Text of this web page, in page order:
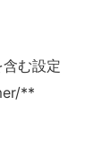
む設定
**